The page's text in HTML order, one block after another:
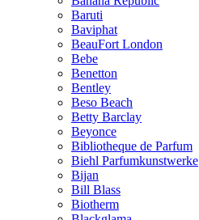
Baruti
Baviphat
BeauFort London
Bebe
Benetton
Bentley
Beso Beach
Betty Barclay
Beyonce
Bibliotheque de Parfum
Biehl Parfumkunstwerke
Bijan
Bill Blass
Biotherm